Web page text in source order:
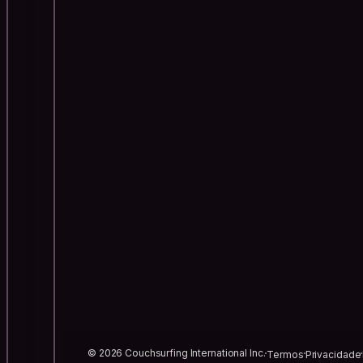
© 2026 Couchsurfing International Inc.TermosPrivacidade